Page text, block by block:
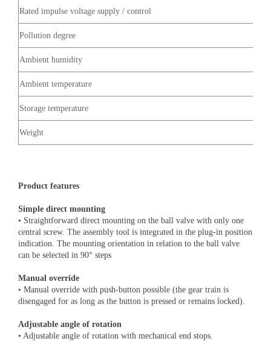
Rated impulse voltage supply / control
Pollution degree
Ambient humidity
Ambient temperature
Storage temperature
Weight
Product features
Simple direct mounting
• Straightforward direct mounting on the ball valve with only one
central screw. The assembly tool is integrated in the plug-in position
indication. The mounting orientation in relation to the ball valve
can be selected in 90° steps
Manual override
• Manual override with push-button possible (the gear train is
disengaged for as long as the button is pressed or remains locked).
Adjustable angle of rotation
• Adjustable angle of rotation with mechanical end stops.